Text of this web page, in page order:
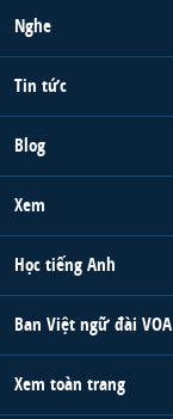
Nghe
Tin tức
Blog
Xem
Học tiếng Anh
Ban Việt ngữ đài VOA
Xem toàn trang